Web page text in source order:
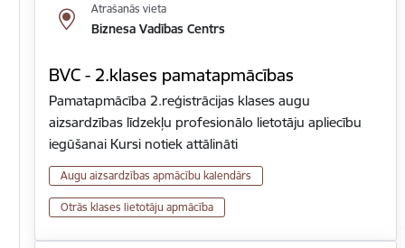
Atrašanās vieta
Biznesa Vadības Centrs
BVC - 2.klases pamatapmācības
Pamatapmācība 2.reģistrācijas klases augu
aizsardzības līdzekļu profesionālo lietotāju apliecību
iegūšanai Kursi notiek attālināti
Augu aizsardzības apmācību kalendārs
Otrās klases lietotāju apmācība